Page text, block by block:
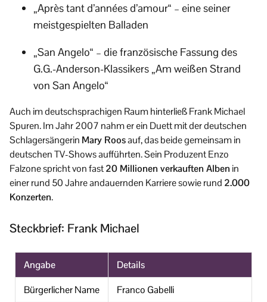
„Après tant d’années d’amour“ – eine seiner
meistgespielten Balladen
„San Angelo“ – die französische Fassung des
G.G.-Anderson-Klassikers „Am weißen Strand
von San Angelo“
Auch im deutschsprachigen Raum hinterließ Frank Michael
Spuren. Im Jahr 2007 nahm er ein Duett mit der deutschen
Schlagersängerin Mary Roosauf, das beide gemeinsam in
deutschen TV-Shows aufführten. Sein Produzent Enzo
Falzone spricht von fast20 Millionen verkauften Alben in
einer rund 50 Jahre andauernden Karriere sowie rund 2.000
Konzerten.
Steckbrief: Frank Michael
Angabe
Details
Bürgerlicher Name
Franco Gabelli